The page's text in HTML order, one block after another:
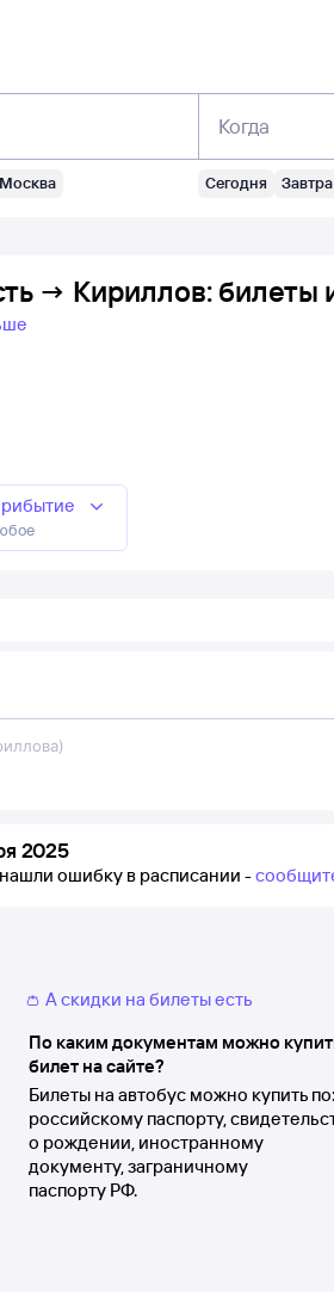
Москва
Когда
Сегодня Завтра
→ Кириллов: билеты
2025
ошибку в расписании -
👛 А скидки на билеты есть
По каким документам можно
билет на сайте?
Билеты на автобус можно купить по:
российскому паспорту,
о рождении, иностранному
документу, заграничному
паспорту РФ.